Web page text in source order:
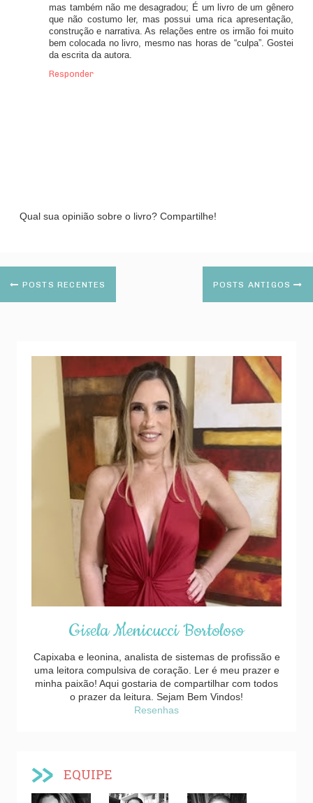
mas também não me desagradou; É um livro de um gênero
que não costumo ler, mas possui uma rica apresentação,
construção e narrativa. As relações entre os irmão foi muito
bem colocada no livro, mesmo nas horas de “culpa”. Gostei
da escrita da autora.
Responder
Qual sua opinião sobre o livro? Compartilhe!
POSTS RECENTES POSTS ANTIGOS
Gisela Menicucci Bortoloso
Capixaba e leonina, analista de sistemas de profissão e
uma leitora compulsiva de coração. Ler é meu prazer e
minha paixão! Aqui gostaria de compartilhar com todos
o prazer da leitura. Sejam Bem Vindos!
Resenhas
EQUIPE